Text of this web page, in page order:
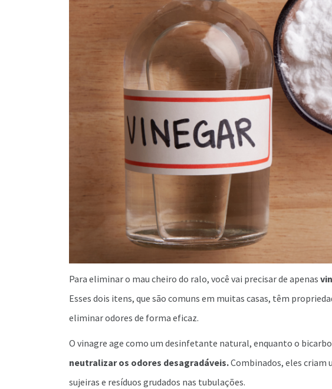
Para eliminar o mau cheiro do ralo, você vai precisar de apenas
Esses dois itens, que são comuns em muitas casas, têm
eliminar odores de forma eficaz.
O vinagre age como um desinfetante natural, enquanto o
neutralizar os odores desagradáveis.Combinados, eles criam
sujeiras e resíduos grudados nas tubulações.